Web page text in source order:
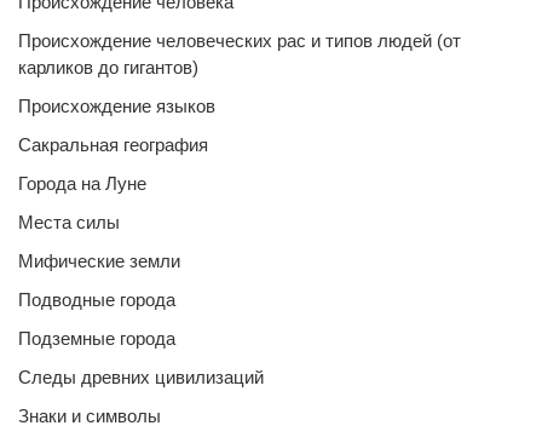
Происхождение человеческих рас и типов людей (от
карликов до гигантов)
Происхождение языков
Сакральная география
Города на Луне
Места силы
Мифические земли
Подводные города
Подземные города
Следы древних цивилизаций
Знаки и символы